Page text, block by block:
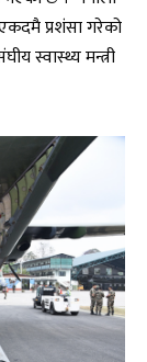
प्रशंसा गरेको
स्वास्थ्य मन्त्री